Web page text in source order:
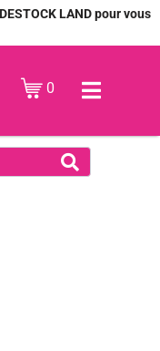
LAND pour vous
0